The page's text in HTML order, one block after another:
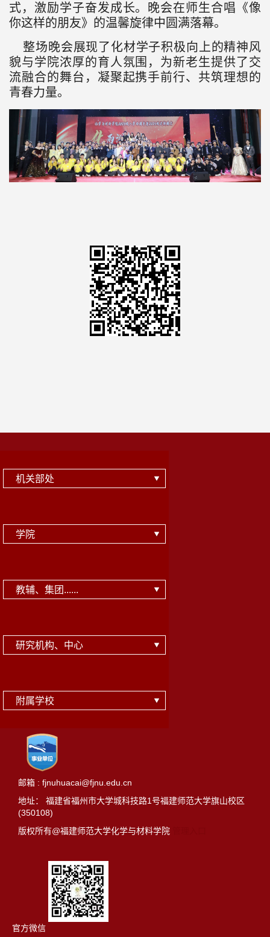
式，激励学子奋发成长。晚会在师生合唱《像
你这样的朋友》的温馨旋律中圆满落幕。
整场晚会展现了化材学子积极向上的精神风
貌与学院浓厚的育人氛围，为新老生提供了交
流融合的舞台，凝聚起携手前行、共筑理想的
青春力量。
机关部处
学院
教辅、集团......
研究机构、中心
附属学校
邮箱 : fjnuhuacai@fjnu.edu.cn
地址： 福建省福州市大学城科技路1号福建师范大学旗山校区
(350108)
版权所有@福建师范大学化学与材料学院
官方微信